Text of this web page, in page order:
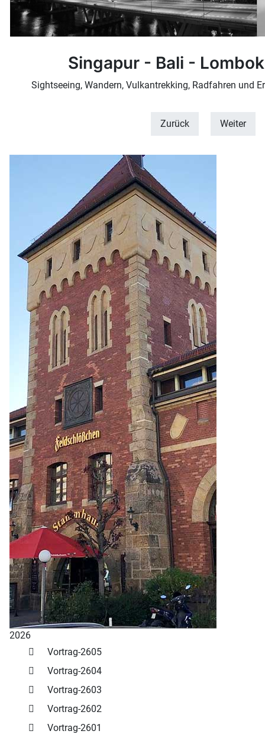
Singapur - Bali -
Sightseeing, Wandern, Vulkantrekking, Radfahren und
Zurück Weiter
2026
Vortrag-2605
Vortrag-2604
Vortrag-2603
Vortrag-2602
Vortrag-2601